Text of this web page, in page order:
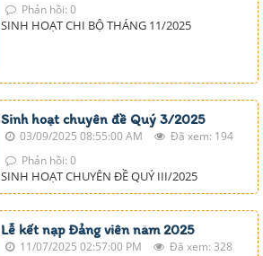
Phản hồi: 0
SINH HOẠT CHI BỘ THÁNG 11/2025
Sinh hoạt chuyên đề Quý 3/2025
03/09/2025 08:55:00 AM
Đã xem: 194
Phản hồi: 0
SINH HOẠT CHUYÊN ĐỀ QUÝ III/2025
Lễ kết nạp Đảng viên năm 2025
11/07/2025 02:57:00 PM
Đã xem: 328